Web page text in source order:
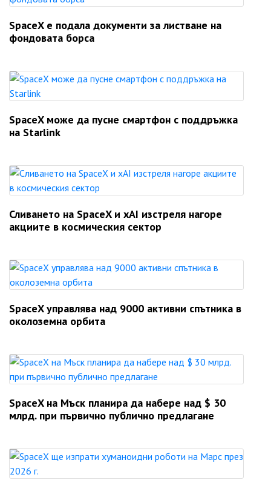
SpaceX е подала документи за листване на
фондовата борса
SpaceX може да пусне смартфон с поддръжка
на Starlink
Сливането на SpaceX и xAI изстреля нагоре
акциите в космическия сектор
SpaceX управлява над 9000 активни спътника в
околоземна орбита
SpaceX на Мъск планира да набере над $ 30
млрд. при първично публично предлагане